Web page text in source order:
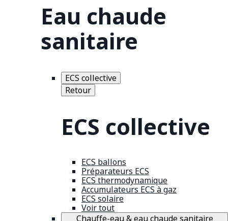
Eau chaude
sanitaire
ECS collective
Retour
ECS collective
ECS ballons
Préparateurs ECS
ECS thermodynamique
Accumulateurs ECS à gaz
ECS solaire
Voir tout
Chauffe-eau & eau chaude sanitaire